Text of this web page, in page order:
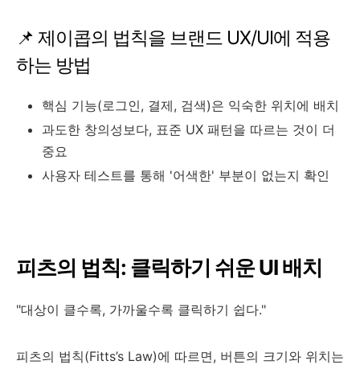
📌 제이콥의 법칙을 브랜드 UX/UI에 적용
하는 방법
핵심 기능(로그인, 결제, 검색)은 익숙한 위치에 배치
과도한 창의성보다, 표준 UX 패턴을 따르는 것이 더
중요
사용자 테스트를 통해 '어색한' 부분이 없는지 확인
피츠의 법칙: 클릭하기 쉬운 UI 배치
"대상이 클수록, 가까울수록 클릭하기 쉽다."
피츠의 법칙(Fitts’s Law)에 따르면, 버튼의 크기와 위치는